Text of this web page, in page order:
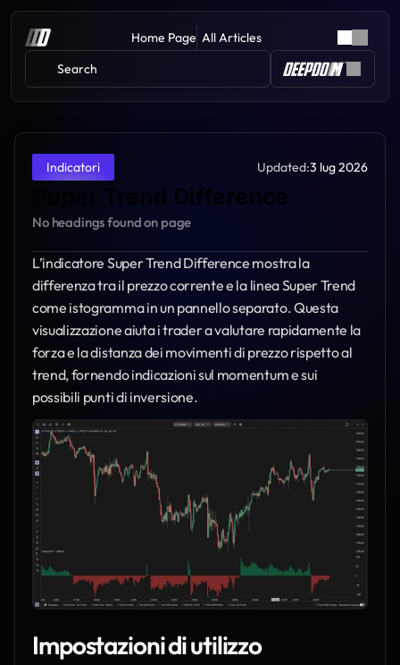
Home Page All Articles
Search
Indicatori Updated:3 lug 2026
Super Trend Difference
No headings found on page
L’indicatore Super Trend Difference mostra la
differenza tra il prezzo corrente e la linea Super Trend
come istogramma in un pannello separato. Questa
visualizzazione aiuta i trader a valutare rapidamente la
forza e la distanza dei movimenti di prezzo rispetto al
trend, fornendo indicazioni sul momentum e sui
possibili punti di inversione.
Impostazioni di utilizzo